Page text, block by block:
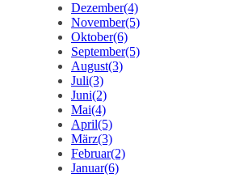
Dezember(4)
November(5)
Oktober(6)
September(5)
August(3)
Juli(3)
Juni(2)
Mai(4)
April(5)
März(3)
Februar(2)
Januar(6)